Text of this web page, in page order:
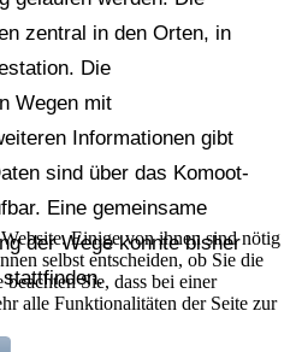
zentral in den Orten, in
Die
Wegen mit
Informationen gibt
sind über das Komoot-
Eine gemeinsame
der Wege konnte bisher
Einige von ihnen sind nötig
selbst entscheiden, ob Sie die
Sie, dass bei einer
alle Funktionalitäten der Seite zur